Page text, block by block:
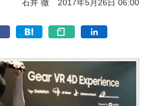
石井 徹 2017年5月26日 06:00